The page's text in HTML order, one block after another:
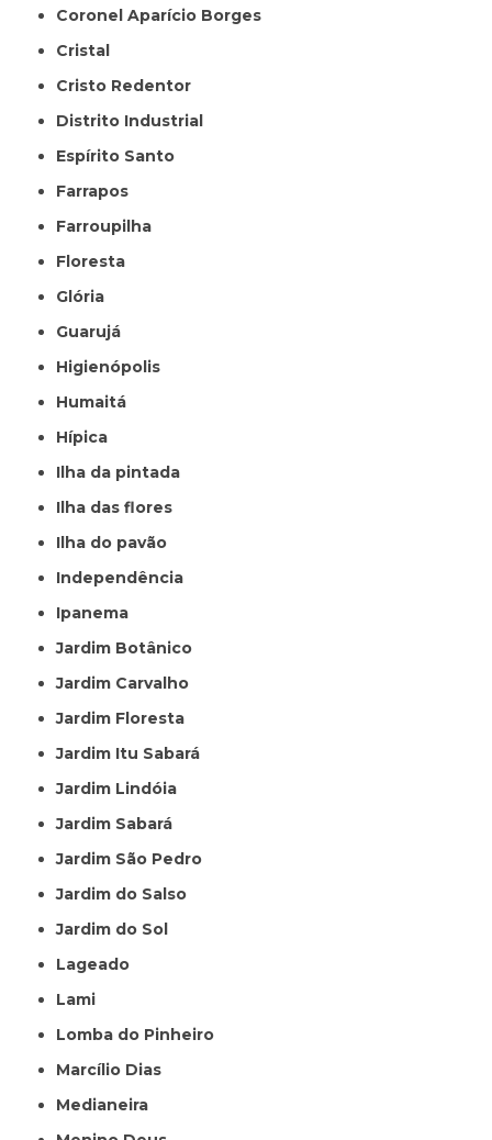
Coronel Aparício Borges
Cristal
Cristo Redentor
Distrito Industrial
Espírito Santo
Farrapos
Farroupilha
Floresta
Glória
Guarujá
Higienópolis
Humaitá
Hípica
Ilha da pintada
Ilha das flores
Ilha do pavão
Independência
Ipanema
Jardim Botânico
Jardim Carvalho
Jardim Floresta
Jardim Itu Sabará
Jardim Lindóia
Jardim Sabará
Jardim São Pedro
Jardim do Salso
Jardim do Sol
Lageado
Lami
Lomba do Pinheiro
Marcílio Dias
Medianeira